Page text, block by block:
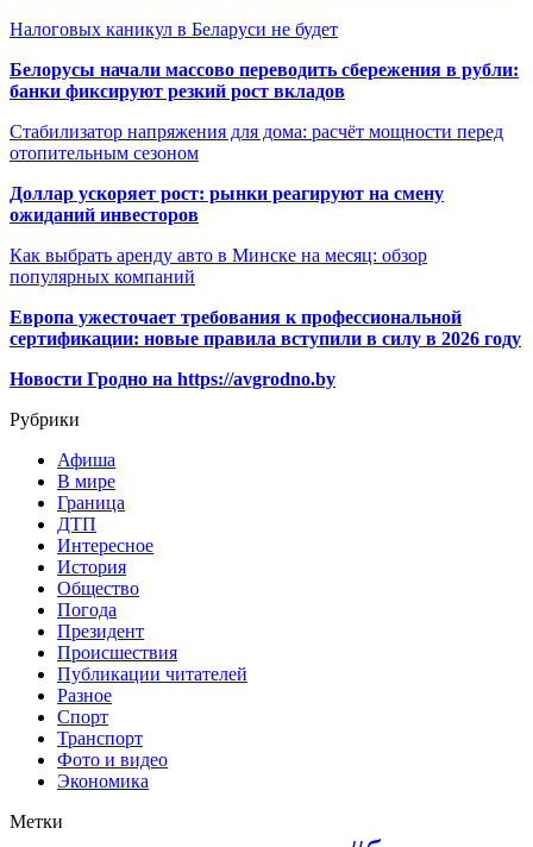
Налоговых каникул в Беларуси не будет
Белорусы начали массово переводить сбережения в рубли:
банки фиксируют резкий рост вкладов
Стабилизатор напряжения для дома: расчёт мощности перед
отопительным сезоном
Доллар ускоряет рост: рынки реагируют на смену
ожиданий инвесторов
Как выбрать аренду авто в Минске на месяц: обзор
популярных компаний
Европа ужесточает требования к профессиональной
сертификации: новые правила вступили в силу в 2026 году
Новости Гродно на https://avgrodno.by
Рубрики
Афиша
В мире
Граница
ДТП
Интересное
История
Общество
Погода
Президент
Происшествия
Публикации читателей
Разное
Спорт
Транспорт
Фото и видео
Экономика
Метки